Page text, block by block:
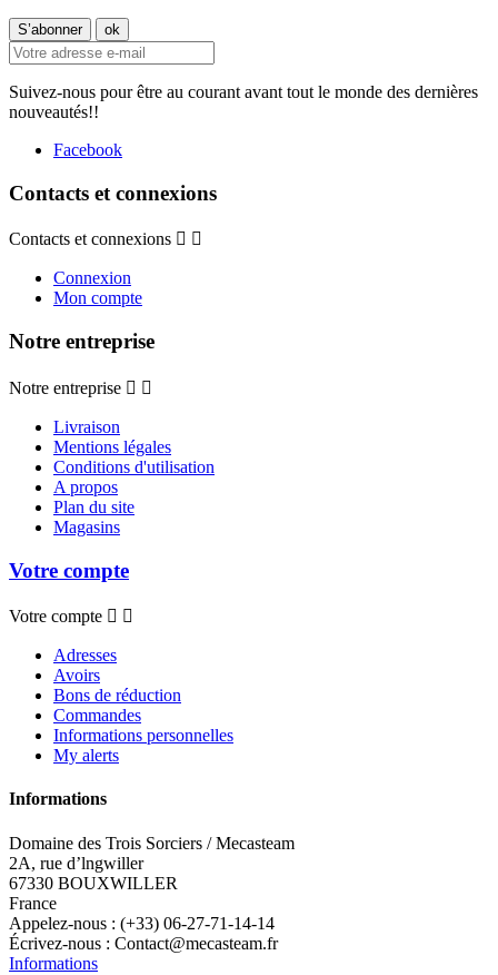
Suivez-nous pour être au courant avant tout le monde des dernières
nouveautés!!
Facebook
Contacts et connexions
Contacts et connexions  
Connexion
Mon compte
Notre entreprise
Notre entreprise  
Livraison
Mentions légales
Conditions d'utilisation
A propos
Plan du site
Magasins
Votre compte
Votre compte  
Adresses
Avoirs
Bons de réduction
Commandes
Informations personnelles
My alerts
Informations
Domaine des Trois Sorciers / Mecasteam
2A, rue d’lngwiller
67330 BOUXWILLER
France
Appelez-nous : (+33) 06-27-71-14-14
Écrivez-nous : Contact@mecasteam.fr
Informations